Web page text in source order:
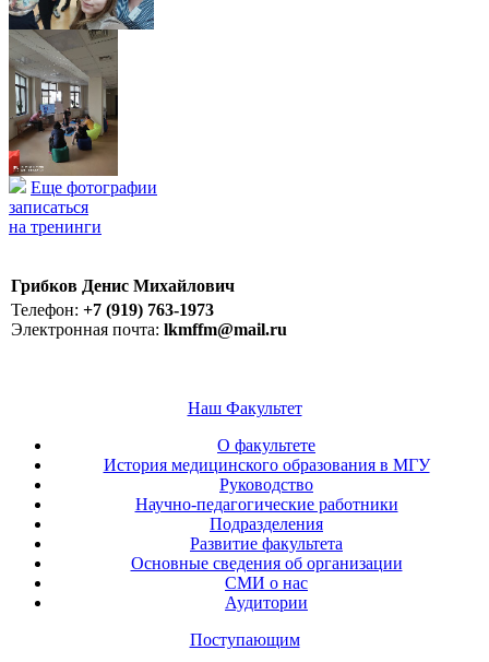
Еще фотографии
записаться
на тренинги
Грибков Денис Михайлович
Телефон: +7 (919) 763-1973
Электронная почта: lkmffm@mail.ru
Наш Факультет
О факультете
История медицинского образования в МГУ
Руководство
Научно-педагогические работники
Подразделения
Развитие факультета
Основные сведения об организации
СМИ о нас
Аудитории
Поступающим